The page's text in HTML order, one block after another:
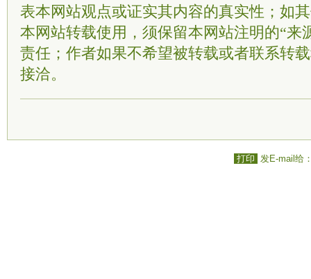
表本网站观点或证实其内容的真实性；如
本网站转载使用，须保留本网站注明的“来
责任；作者如果不希望被转载或者联系转
接洽。
打印 发E-mail给